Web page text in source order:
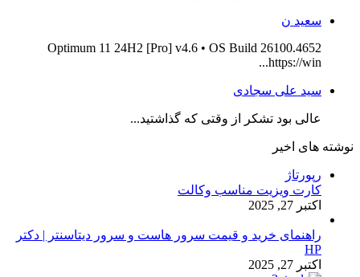
سعید ن
Optimum 11 24H2 [Pro] v4.6 • OS Build 26100.4652
https://win...
سید علی سجادی
عالی بود تشکر از وقتی که گذاشتید...
نوشته های اخیر
رپورتاژ
کارت ویزیت مناسب وکالت
اکتبر 27, 2025
راهنمای خرید و قیمت سرور هاست و سرور دیتاسنتر | دکتر
HP
اکتبر 27, 2025